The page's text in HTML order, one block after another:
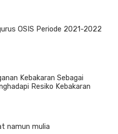
OSIS Periode 2021-2022
Kebakaran Sebagai
Resiko Kebakaran
namun mulia